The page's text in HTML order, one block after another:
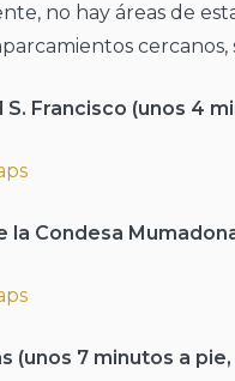
no hay áreas de
Francisco (unos 4
la Condesa
(unos 7 minutos a